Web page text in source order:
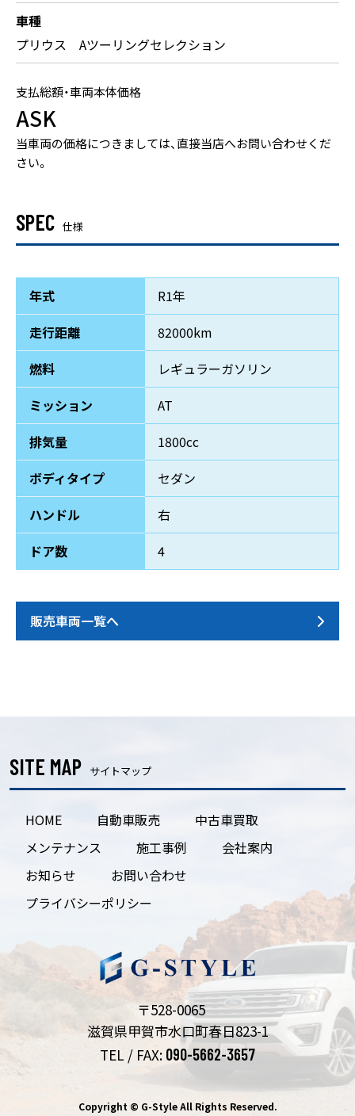
車種
プリウス Aツーリングセレクション
支払総額・車両本体価格
ASK
当車両の価格につきましては、直接当店へお問い合わせくだ
さい。
SPEC 仕様
年式
R1年
走行距離
82000km
燃料
レギュラーガソリン
ミッション
AT
排気量
1800cc
ボディタイプ
セダン
ハンドル
右
ドア数
4
販売車両一覧へ
グー
SITE MAP サイトマップ
HOME 自動車販売
中古車買取
メンテナンス
施工事例
会社案内
お知らせ
お問い合わせ
プライバシーポリシー
〒528-0065
滋賀県甲賀市水口町春日823-1
TEL / FAX: 090-5662-3657
Copyright © G-Style All Rights Reserved.